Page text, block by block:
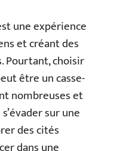
une expérience
et créant des
Pourtant, choisir
être un casse-
nombreuses et
sur une
des cités